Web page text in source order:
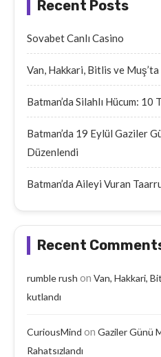
Recent Posts
Sovabet Canlı Casino
Van, Hakkari, Bitlis ve
Batman’da Silahlı Hücum: 10
Batman’da 19 Eylül Gaziler
Düzenlendi
Batman’da Aileyi Vuran
Recent
rumble rush on Van, Hakkari,
kutlandı
CuriousMind on Gaziler Günü
Rahatsızlandı